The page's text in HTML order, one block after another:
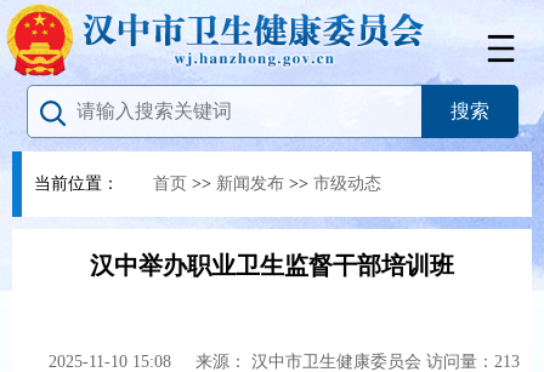
当前位置： 首页 >> 新闻发布 >> 市级动态
汉中举办职业卫生监督干部培训班
2025-11-10 15:08 来源： 汉中市卫生健康委员会 访问量： 213